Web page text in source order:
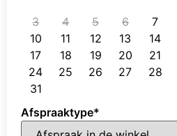
3
4 5 6 7
10
11 12 13 14
17
18 19 20 21
24
25 26 27 28
31
Afspraaktype*